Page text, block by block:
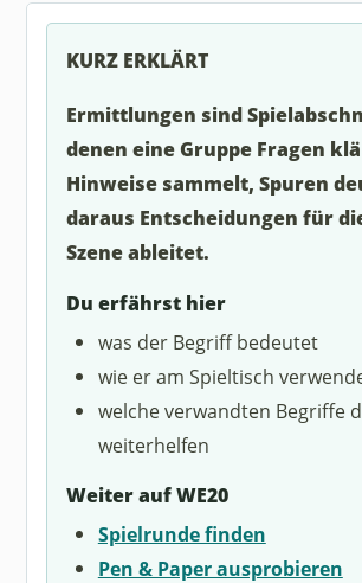
KURZ ERKLÄRT
Ermittlungen sind
denen eine Gruppe Fragen
Hinweise sammelt, Spuren
daraus Entscheidungen für
Szene ableitet.
Du erfährst hier
was der Begriff bedeutet
wie er am Spieltisch
welche verwandten Begriffe
weiterhelfen
Weiter auf WE20
Spielrunde finden
Pen & Paper ausprobieren